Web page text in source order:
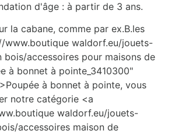
d'âge : à partir de 3 ans.
la cabane, comme par ex.B.les
www.boutique waldorf.eu/jouets-
bois/accessoires pour maisons de
à bonnet à pointe_3410300"
à bonnet à pointe, vous
notre catégorie <a
waldorf.eu/jouets-
accessoires maison de